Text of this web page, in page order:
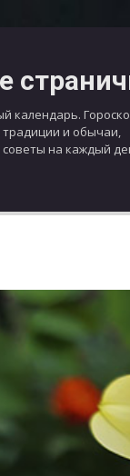
календарь.
и обычаи,
на каждый